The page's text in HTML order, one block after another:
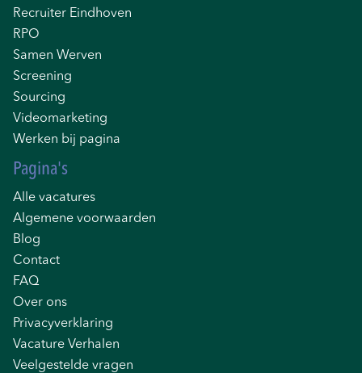
Recruiter Eindhoven
RPO
Samen Werven
Screening
Sourcing
Videomarketing
Werken bij pagina
Pagina's
Alle vacatures
Algemene voorwaarden
Blog
Contact
FAQ
Over ons
Privacyverklaring
Vacature Verhalen
Veelgestelde vragen